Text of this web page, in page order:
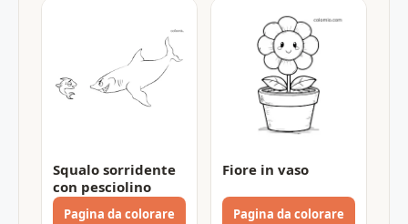
Squalo sorridente
con pesciolino
Pagina da colorare
Fiore in vaso
Pagina da colorare